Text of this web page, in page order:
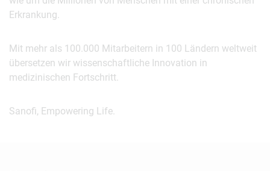
Erkrankung.
Mit mehr als 100.000 Mitarbeitern in 100 Ländern weltweit
übersetzen wir wissenschaftliche Innovation in
medizinischen Fortschritt.
Sanofi, Empowering Life.